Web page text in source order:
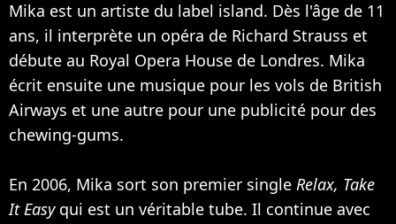
Mika est un artiste du label island. Dès l'âge de 11
ans, il interprète un opéra de Richard Strauss et
débute au Royal Opera House de Londres. Mika
écrit ensuite une musique pour les vols de British
Airways et une autre pour une publicité pour des
chewing-gums.
En 2006, Mika sort son premier single Relax, Take
It Easyqui est un véritable tube. Il continue avec